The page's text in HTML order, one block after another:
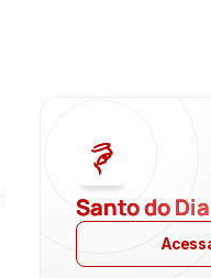
Santo do Dia